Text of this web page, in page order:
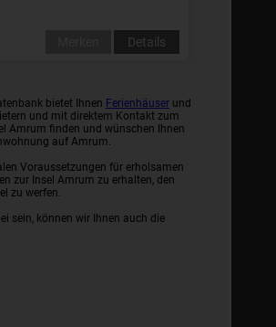
Details
bietet Ihnen Ferienhäuserund
und mit direktem Kontakt zum
Amrum finden und wünschen Ihnen
auf Amrum.
Voraussetzungen für erholsamen
zur Insel Amrum zu erhalten, den
zu werfen.
sein, können wir Ihnen auch die